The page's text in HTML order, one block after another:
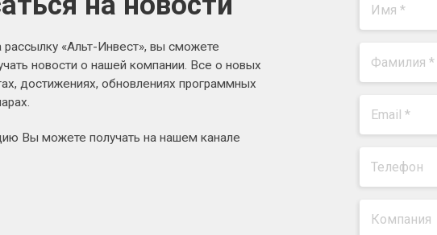
«Альт-Инвест», вы сможете
новости о нашей компании. Все о новых
достижениях, обновлениях программных
Вы можете получать на нашем канале